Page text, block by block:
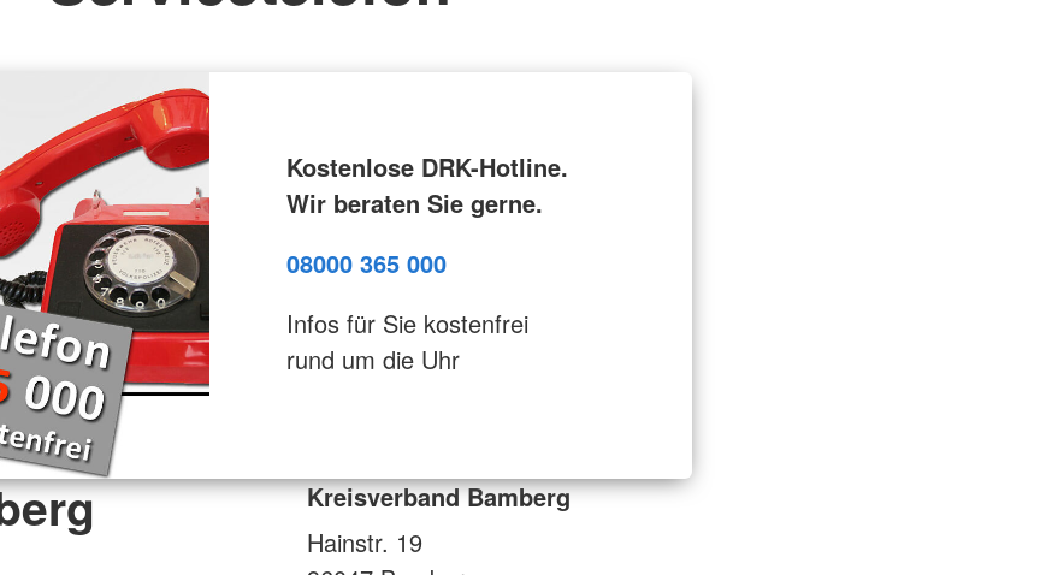
Kostenlose DRK-Hotline.
Wir beraten Sie gerne.
08000 365 000
Infos für Sie kostenfrei
rund um die Uhr
Kreisverband Bamberg
Hainstr. 19